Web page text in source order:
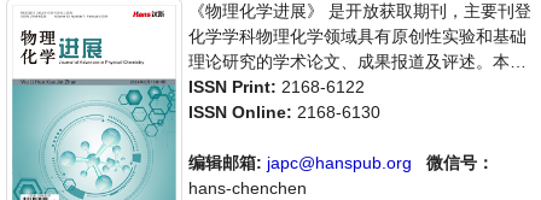
《物理化学进展》 是开放获取期刊，主要刊登
化学学科物理化学领域具有原创性实验和基础
理论研究的学术论文、成果报道及评述。本刊
支持思想创新、学术创新，倡导科学，繁荣学
术，集学术性、思想性为一体，旨在给世界范
播、分享和讨论物理化学领域内不同方向问题
与发展的交流平台。
ISSN Print: 2168-6122
ISSN Online: 2168-6130
编辑邮箱: japc@hanspub.org
微信号：
hans-chenchen